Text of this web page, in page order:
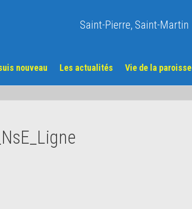
Saint-Pierre, Saint-Martin
nouveau Les actualités Vie de la paroisse